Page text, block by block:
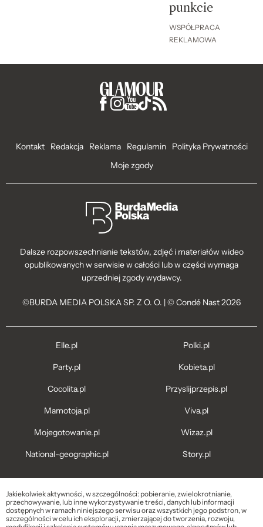
punkcie
WSPÓŁPRACA
REKLAMOWA
Kontakt Redakcja Reklama Regulamin
Polityka Prywatności
Moje zgody
Dalsze rozpowszechnianie tekstów, zdjęć i materiałów wideo
opublikowanych w serwisie w całości lub w części wymaga
uprzedniej zgody wydawcy.
©BURDA MEDIA POLSKA SP. Z O. O. | © Condé Nast 2026
Elle.pl
Party.pl
Cocolita.pl
Mamotoja.pl
Mojegotowanie.pl
National-geographic.pl
Polki.pl
Kobieta.pl
Przyslijprzepis.pl
Viva.pl
Wizaz.pl
Story.pl
Jakiekolwiek aktywności, w szczególności: pobieranie, zwielokrotnianie,
przechowywanie, lub inne wykorzystywanie treści, danych lub informacji
dostępnych w ramach niniejszego serwisu oraz wszystkich jego podstron, w
szczególności w celu ich eksploracji, zmierzającej do tworzenia, rozwoju,